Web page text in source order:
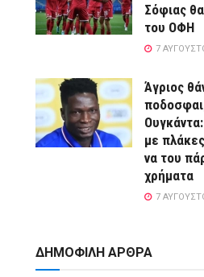
Σόφιας
του ΟΦΗ
7
Άγριος
με
να του
χρήματα
7
ΔΗΜΟΦΙΛΗ ΑΡΘΡΑ